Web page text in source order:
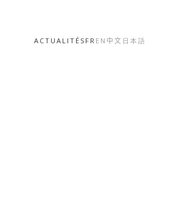
ACTUALITÉS FR EN 中文 日本語